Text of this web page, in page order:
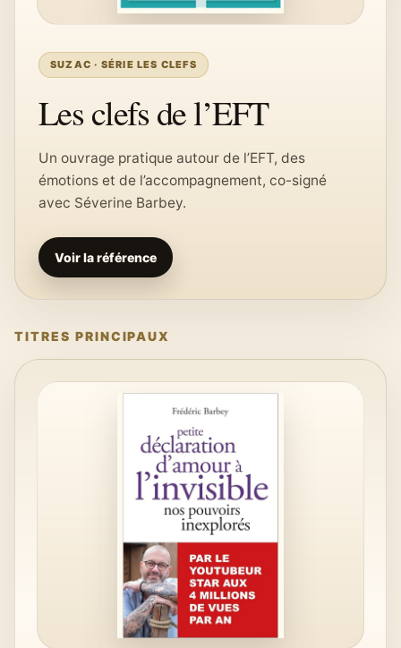
SUZAC · SÉRIE LES CLEFS
Les clefs de l’EFT
Un ouvrage pratique autour de l’EFT, des
émotions et de l’accompagnement, co-signé
avec Séverine Barbey.
Voir la référence
TITRES PRINCIPAUX